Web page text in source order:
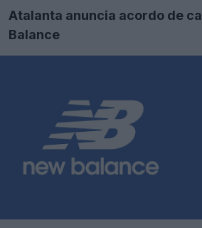
Atalanta anuncia acordo de
Balance